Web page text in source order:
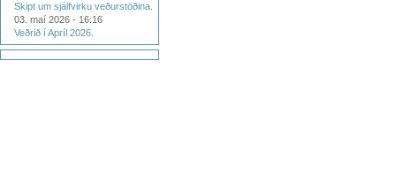
Skipt um sjálfvirku veðurstöðina.
03. maí 2026 - 16:16
Veðrið í Apríl 2026.